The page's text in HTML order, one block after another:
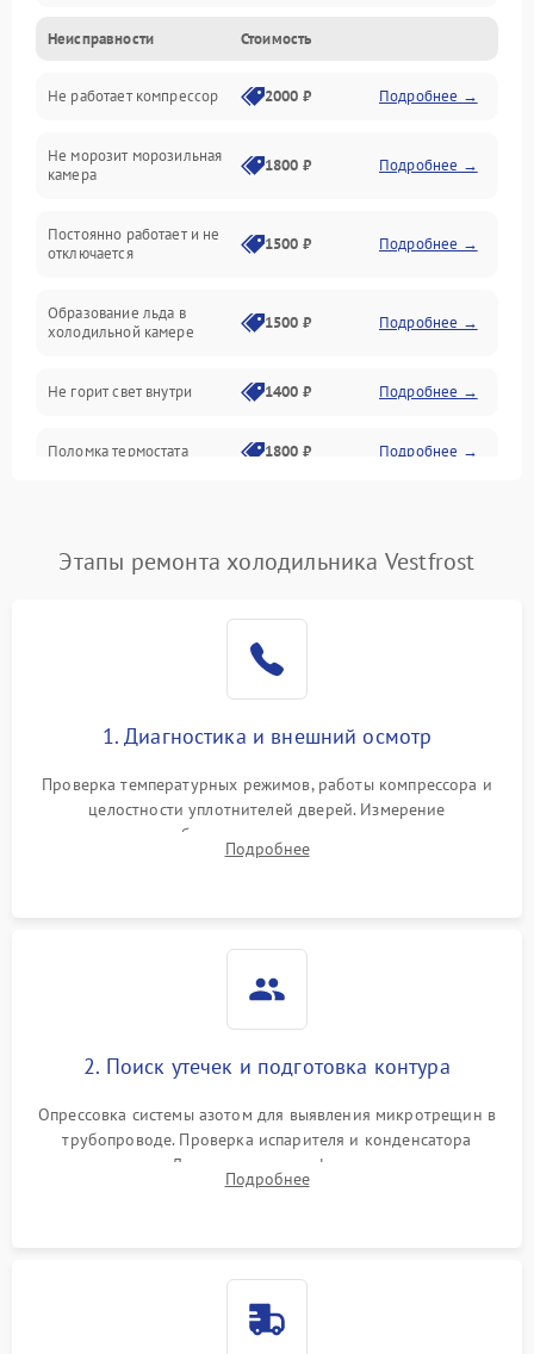
Механика
Электропитание
Дренаж
Неисправности Стоимость
Не работает компрессор 2000 ₽ Подробнее →
Не морозит морозильная
камера
1800 ₽ Подробнее →
Постоянно работает и не
отключается
1500 ₽ Подробнее →
Образование льда в
холодильной камере
1500 ₽ Подробнее →
Не горит свет внутри 1400 ₽ Подробнее →
Поломка термостата 1800 ₽ Подробнее →
Поломка системы No Frost 2600 ₽ Подробнее →
работе
2000 ₽ Подробнее →
1000 ₽
1800 ₽
Этапы ремонта холодильника Vestfrost
1. Диагностика и внешний осмотр
Проверка температурных режимов, работы компрессора и
целостности уплотнителей дверей. Измерение
сопротивления обмоток мотора, проверка термостата и
считывание кодов ошибок с электронного дисплея.
Подробнее
2. Поиск утечек и подготовка контура
Опрессовка системы азотом для выявления микротрещин в
трубопроводе. Проверка испарителя и конденсатора
течеискателем. Демонтаж старого фильтра-осушителя и
продувка капиллярной трубки для устранения засоров.
Подробнее